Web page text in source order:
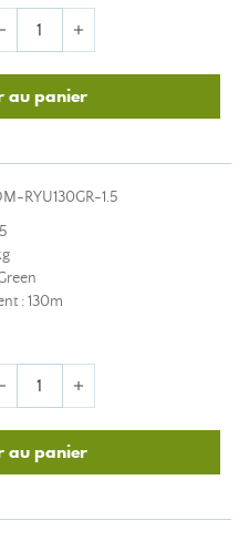
add
au panier
RYU130GR-1.5
: 130m
add
au panier